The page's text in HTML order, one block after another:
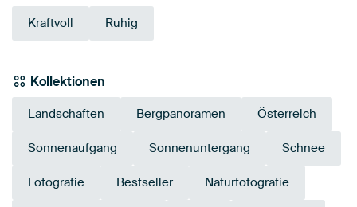
Kraftvoll Ruhig
Kollektionen
Landschaften Bergpanoramen Österreich
Sonnenaufgang Sonnenuntergang Schnee
Fotografie Bestseller Naturfotografie